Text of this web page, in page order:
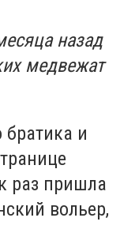
назад
медвежат
и
раз пришла
вольер,